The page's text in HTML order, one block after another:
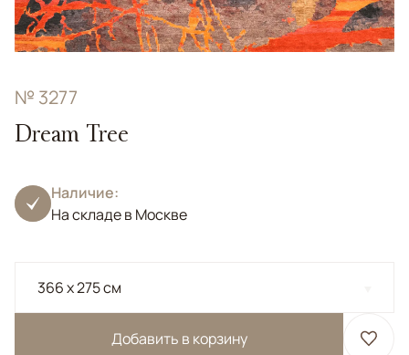
№ 3277
Dream Tree
Наличие:
На складе в Москве
366 x 275 см
Добавить в корзину